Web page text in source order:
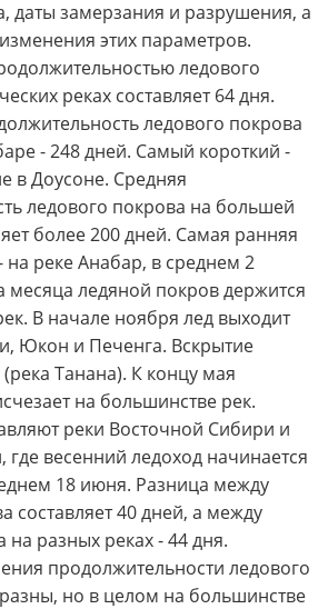
даты замерзания и разрушения, а
этих параметров.
ледового
реках составляет 64 дня.
ледового покрова
- 248 дней. Самый короткий -
в Доусоне. Средняя
ледового покрова на большей
более 200 дней. Самая ранняя
на реке Анабар, в среднем 2
месяца ледяной покров держится
В начале ноября лед выходит
Юкон и Печенга. Вскрытие
Танана). К концу мая
на большинстве рек.
реки Восточной Сибири и
весенний ледоход начинается
18 июня. Разница между
составляет 40 дней, а между
на разных реках - 44 дня.
продолжительности ледового
но в целом на большинстве